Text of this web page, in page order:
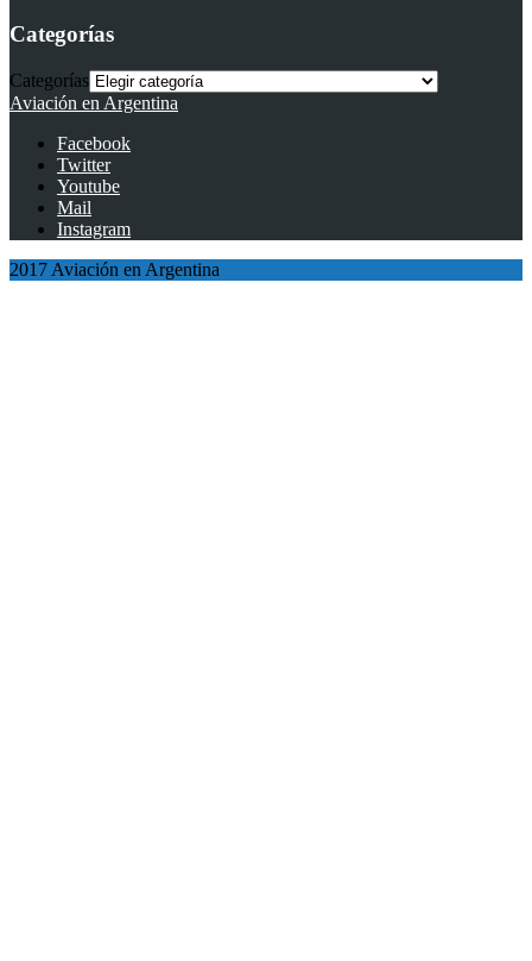
Categorías
Categorías
Aviación en Argentina
Facebook
Twitter
Youtube
Mail
Instagram
2017 Aviación en Argentina